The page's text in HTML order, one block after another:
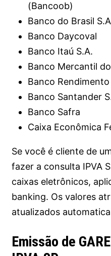
(Bancoob)
Banco do Brasil
Banco Daycoval
Banco Itaú S.A.
Banco Mercantil
Banco Rendimento
Banco Santander
Banco Safra
Caixa Econômica
Se você é cliente de
fazer a consulta IPVA
caixas eletrônicos,
banking. Os valores
atualizados
Emissão de